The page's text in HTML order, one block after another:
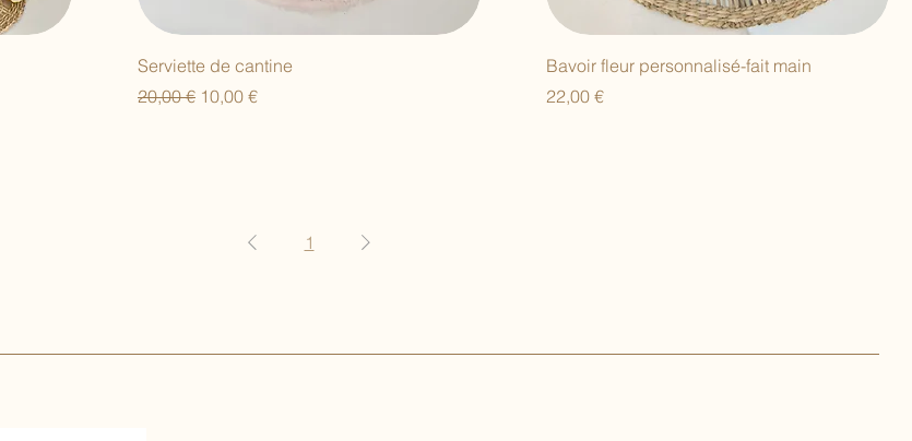
Serviette de cantine
Prix original
20,00 € Prix promotionnel
10,00 €
Bavoir fleur personnalisé-fait main
Prix
22,00 €
1